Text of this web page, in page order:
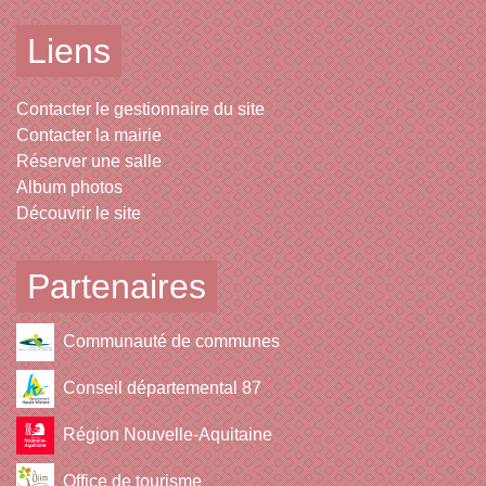
Liens
Contacter le gestionnaire du site
Contacter la mairie
Réserver une salle
Album photos
Découvrir le site
Partenaires
Communauté de communes
Conseil départemental 87
Région Nouvelle-Aquitaine
Office de tourisme